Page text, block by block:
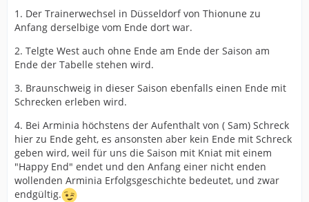
1. Der Trainerwechsel in Düsseldorf von Thionune zu
Anfang derselbige vom Ende dort war.
2. Telgte West auch ohne Ende am Ende der Saison am
Ende der Tabelle stehen wird.
3. Braunschweig in dieser Saison ebenfalls einen Ende mit
Schrecken erleben wird.
4. Bei Arminia höchstens der Aufenthalt von ( Sam) Schreck
hier zu Ende geht, es ansonsten aber kein Ende mit Schreck
geben wird, weil für uns die Saison mit Kniat mit einem
"Happy End" endet und den Anfang einer nicht enden
wollenden Arminia Erfolgsgeschichte bedeutet, und zwar
endgültig.